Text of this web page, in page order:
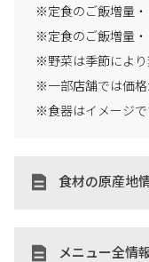
※定食のご飯増量・
※定食のご飯増量
※野菜は季節により
※一部店舗では価格
※食器はイメージで
食材の原産地
メニュー全情